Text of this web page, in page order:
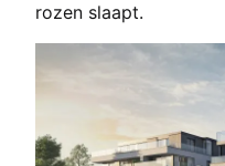
rozen slaapt.